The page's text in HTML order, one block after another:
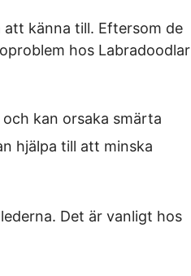
att känna till. Eftersom de
hos Labradoodlar
kan orsaka smärta
hjälpa till att minska
Det är vanligt hos